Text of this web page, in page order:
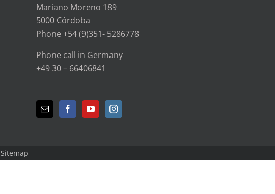
Mariano Moreno 189
5000 Córdoba
Phone +54 (9)351- 5286778
Phone call in Germany
+49 30 – 66406841
Sitemap